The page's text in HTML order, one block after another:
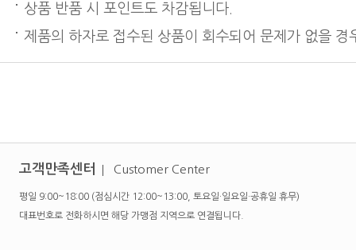
상품 반품 시 포인트도 차감됩니다.
제품의 하자로 접수된 상품이 회수되어 문제가 없을
고객만족센터 Customer Center
평일 9:00~18:00 (점심시간 12:00~13:00, 토요일·일요일·공휴일 휴무)
대표번호로 전화하시면 해당 가맹점 지역으로 연결됩니다.